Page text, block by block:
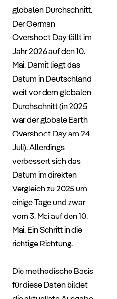
globalen Durchschnitt.
DerGerman
Overshoot Dayfällt im
Jahr 2026 auf den 10.
Mai. Damit liegt das
Datum in Deutschland
weit vor dem globalen
Durchschnitt (in 2025
war der globale Earth
Overshoot Day am 24.
Juli). Allerdings
verbessert sich das
Datum im direkten
Vergleich zu 2025 um
einige Tage und zwar
vom 3. Mai auf den 10.
Mai. Ein Schritt in die
richtige Richtung.
Die methodische Basis
für diese Daten bildet